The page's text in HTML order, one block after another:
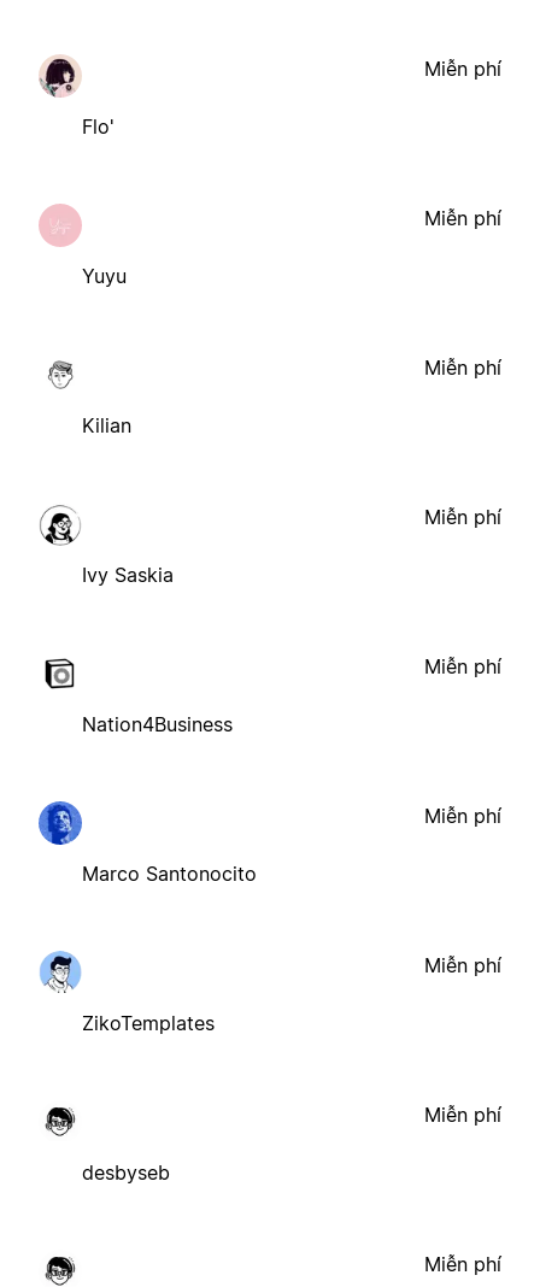
Flo'
Miễn phí
Yuyu
Miễn phí
Kilian
Miễn phí
Ivy Saskia
Miễn phí
Nation4Business
Miễn phí
Marco Santonocito
Miễn phí
ZikoTemplates
Miễn phí
desbyseb
Miễn phí
Miễn phí